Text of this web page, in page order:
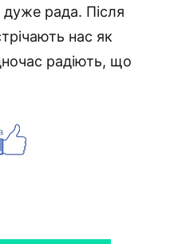
дуже рада. Після
нас як
радіють, що